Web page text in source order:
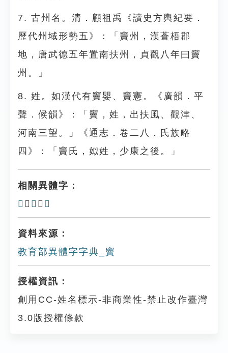
7. 古州名。清．顧祖禹《讀史方輿紀要．
歷代州域形勢五》：「竇州，漢蒼梧郡
地，唐武德五年置南扶州，貞觀八年曰竇
州。」
8. 姓。如漢代有竇嬰、竇憲。《廣韻．平
聲．候韻》：「竇，姓，出扶風、觀津、
河南三望。」《通志．卷二八．氏族略
四》：「竇氏，姒姓，少康之後。」
相關異體字：
𥩐 、 𥥨 、 𥥷
資料來源：
教育部異體字字典_竇
授權資訊：
創用CC-姓名標示-非商業性-禁止改作臺灣
3.0版授權條款